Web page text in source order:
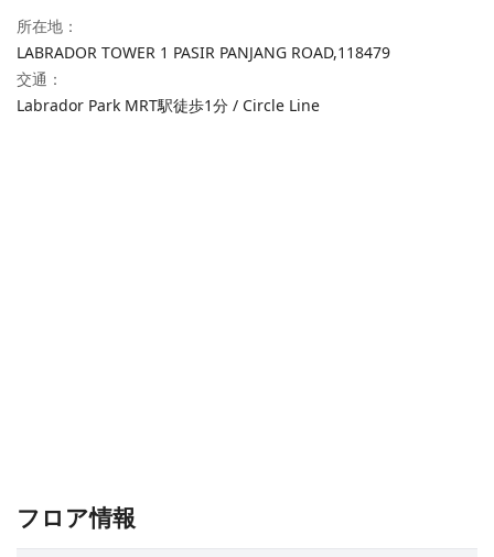
所在地 ：
LABRADOR TOWER 1 PASIR PANJANG ROAD,118479
交通 ：
Labrador Park MRT駅徒歩1分 / Circle Line
フロア情報